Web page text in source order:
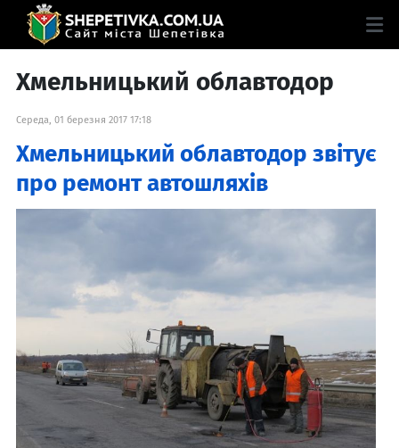
Хмельницький облавтодор
Середа, 01 березня 2017 17:18
Хмельницький облавтодор звітує
про ремонт автошляхів